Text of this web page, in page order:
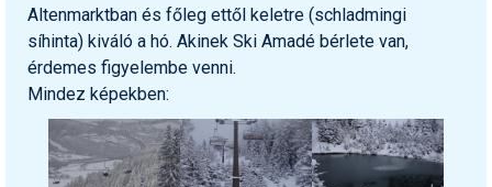
Síléc
Símánia
Síoktatás
Síruházat
Altenmarktban és főleg ettől keletre (schladmingi
síhinta) kiváló a hó. Akinek Ski Amadé bérlete van,
érdemes figyelembe venni.
Mindez képekben: